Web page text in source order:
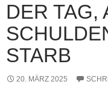
DER TAG,
STARB
20. MÄRZ 2025